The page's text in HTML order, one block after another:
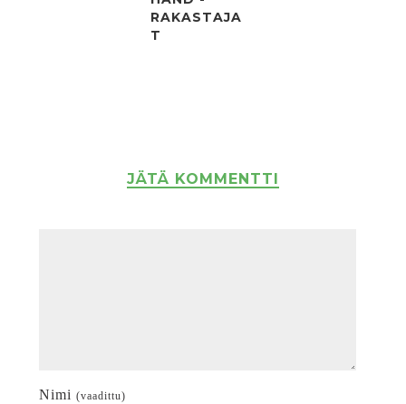
RAKASTAJA
T
JÄTÄ KOMMENTTI
Nimi (vaadittu)